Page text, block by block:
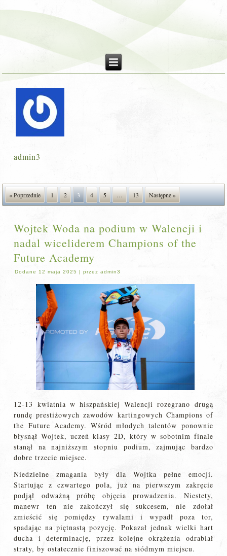
admin3
« Poprzednie 1 2 3 4 5 … 13 Następne »
Wojtek Woda na podium w Walencji i
nadal wiceliderem Champions of the
Future Academy
Dodane 12 maja 2025 |przez admin3
12-13 kwiatnia w hiszpańskiej Walencji rozegrano drugą
rundę prestiżowych zawodów kartingowych Champions of
the Future Academy. Wśród młodych talentów ponownie
błysnął Wojtek, uczeń klasy 2D, który w sobotnim finale
stanął na najniższym stopniu podium, zajmując bardzo
dobre trzecie miejsce.
Niedzielne zmagania były dla Wojtka pełne emocji.
Startując z czwartego pola, już na pierwszym zakręcie
podjął odważną próbę objęcia prowadzenia. Niestety,
manewr ten nie zakończył się sukcesem, nie zdołał
zmieścić się pomiędzy rywalami i wypadł poza tor,
spadając na piętnastą pozycję. Pokazał jednak wielki hart
ducha i determinację, przez kolejne okrążenia odrabiał
straty, by ostatecznie finiszować na siódmym miejscu.